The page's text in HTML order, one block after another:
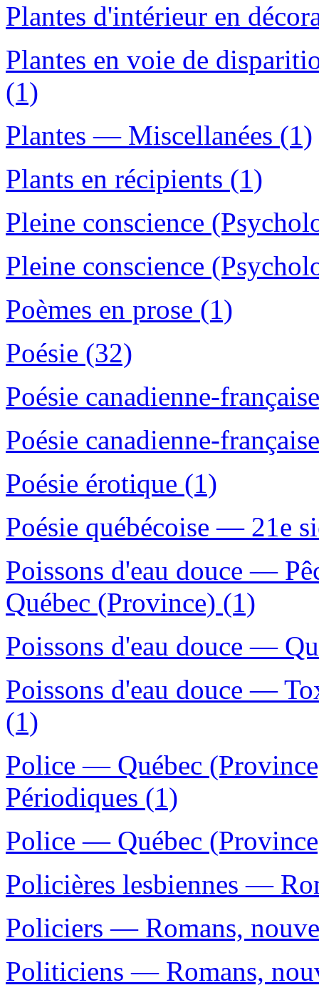
Plantes d'intérieur en
Plantes en voie de
(1)
Plantes — Miscellanées (1)
Plants en récipients (1)
Pleine conscience
Pleine conscience
Poèmes en prose (1)
Poésie (32)
Poésie canadienne-
Poésie canadienne-
Poésie érotique (1)
Poésie québécoise — 21e
Poissons d'eau douce —
Québec (Province) (1)
Poissons d'eau douce —
Poissons d'eau douce —
(1)
Police — Québec
Périodiques (1)
Police — Québec
Policières lesbiennes —
Policiers — Romans,
Politiciens — Romans,